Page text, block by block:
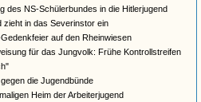
des NS-Schülerbundes in die Hitlerjugend
zieht in das Severinstor ein
auf den Rheinwiesen
für das Jungvolk: Frühe Kontrollstreifen
die Jugendbünde
Heim der Arbeiterjugend